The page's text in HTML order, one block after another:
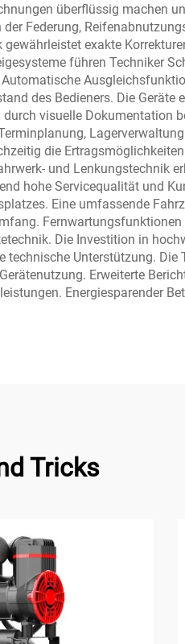
überflüssig machen
Federung,
exakte
führen Techniker
des Bedieners. Die Geräte
visuelle Dokumentation
die
und Lenkungstechnik
hohe Servicequalität und
Eine umfassende
Die Investition in
Unterstützung.
Erweiterte
Energiesparender
Tricks